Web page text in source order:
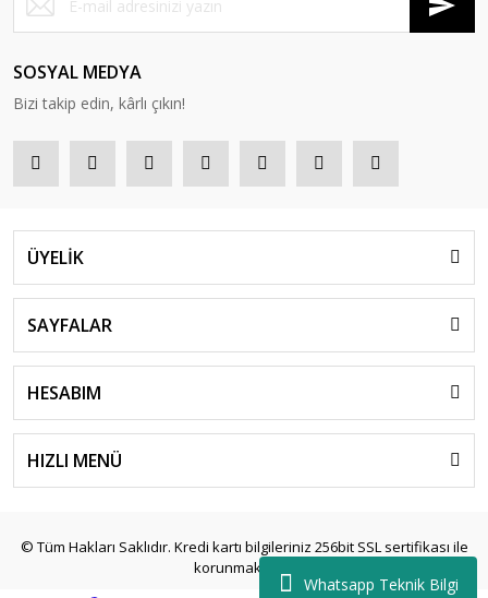
Whatsapp Teknik Bilgi
SOSYAL MEDYA
Bizi takip edin, kârlı çıkın!
ÜYELİK
SAYFALAR
HESABIM
HIZLI MENÜ
© Tüm Hakları Saklıdır. Kredi kartı bilgileriniz 256bit SSL sertifikası ile
korunmaktadır.